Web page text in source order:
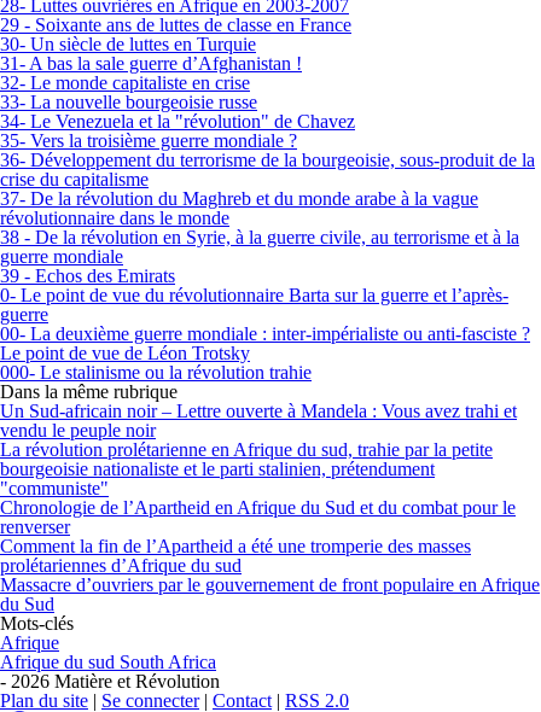
28- Luttes ouvrières en Afrique en 2003-2007
29 - Soixante ans de luttes de classe en France
30- Un siècle de luttes en Turquie
31- A bas la sale guerre d’Afghanistan !
32- Le monde capitaliste en crise
33- La nouvelle bourgeoisie russe
34- Le Venezuela et la "révolution" de Chavez
35- Vers la troisième guerre mondiale ?
36- Développement du terrorisme de la bourgeoisie, sous-produit de la
crise du capitalisme
37- De la révolution du Maghreb et du monde arabe à la vague
révolutionnaire dans le monde
38 - De la révolution en Syrie, à la guerre civile, au terrorisme et à la
guerre mondiale
39 - Echos des Emirats
0- Le point de vue du révolutionnaire Barta sur la guerre et l’après-
guerre
00- La deuxième guerre mondiale : inter-impérialiste ou anti-fasciste ?
Le point de vue de Léon Trotsky
000- Le stalinisme ou la révolution trahie
Dans la même rubrique
Un Sud-africain noir – Lettre ouverte à Mandela : Vous avez trahi et
vendu le peuple noir
La révolution prolétarienne en Afrique du sud, trahie par la petite
bourgeoisie nationaliste et le parti stalinien, prétendument
"communiste"
Chronologie de l’Apartheid en Afrique du Sud et du combat pour le
renverser
Comment la fin de l’Apartheid a été une tromperie des masses
prolétariennes d’Afrique du sud
Massacre d’ouvriers par le gouvernement de front populaire en Afrique
du Sud
Mots-clés
Afrique
Afrique du sud South Africa
- 2026 Matière et Révolution
Plan du site | Se connecter| Contact | RSS 2.0